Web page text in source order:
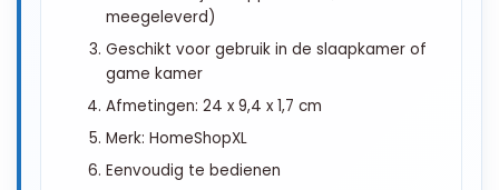
meegeleverd)
Geschikt voor gebruik in de slaapkamer of
game kamer
Afmetingen: 24 x 9,4 x 1,7 cm
Merk: HomeShopXL
Eenvoudig te bedienen